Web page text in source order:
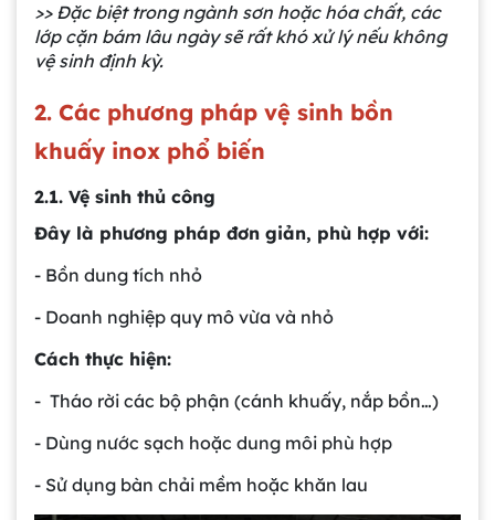
>> Đặc biệt trong ngành sơn hoặc hóa chất, các
lớp cặn bám lâu ngày sẽ rất khó xử lý nếu không
vệ sinh định kỳ.
2. Các phương pháp vệ sinh bồn
khuấy inox phổ biến
2.1. Vệ sinh thủ công
Đây là phương pháp đơn giản, phù hợp với:
- Bồn dung tích nhỏ
- Doanh nghiệp quy mô vừa và nhỏ
Cách thực hiện:
- Tháo rời các bộ phận (cánh khuấy, nắp bồn…)
- Dùng nước sạch hoặc dung môi phù hợp
- Sử dụng bàn chải mềm hoặc khăn lau